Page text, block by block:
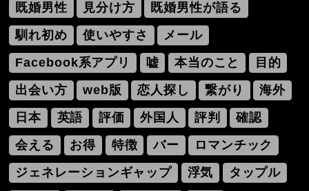
既婚男性
見分け方
既婚男性が語る
馴れ初め
使いやすさ
メール
Facebook系アプリ
嘘 本当のこと
目的
出会い方
web版 恋人探し 繋がり
海外
日本
英語 評価 外国人 評判
確認
会える
お得 特徴 バー
ロマンチック
ジェネレーションギャップ
浮気
タップル